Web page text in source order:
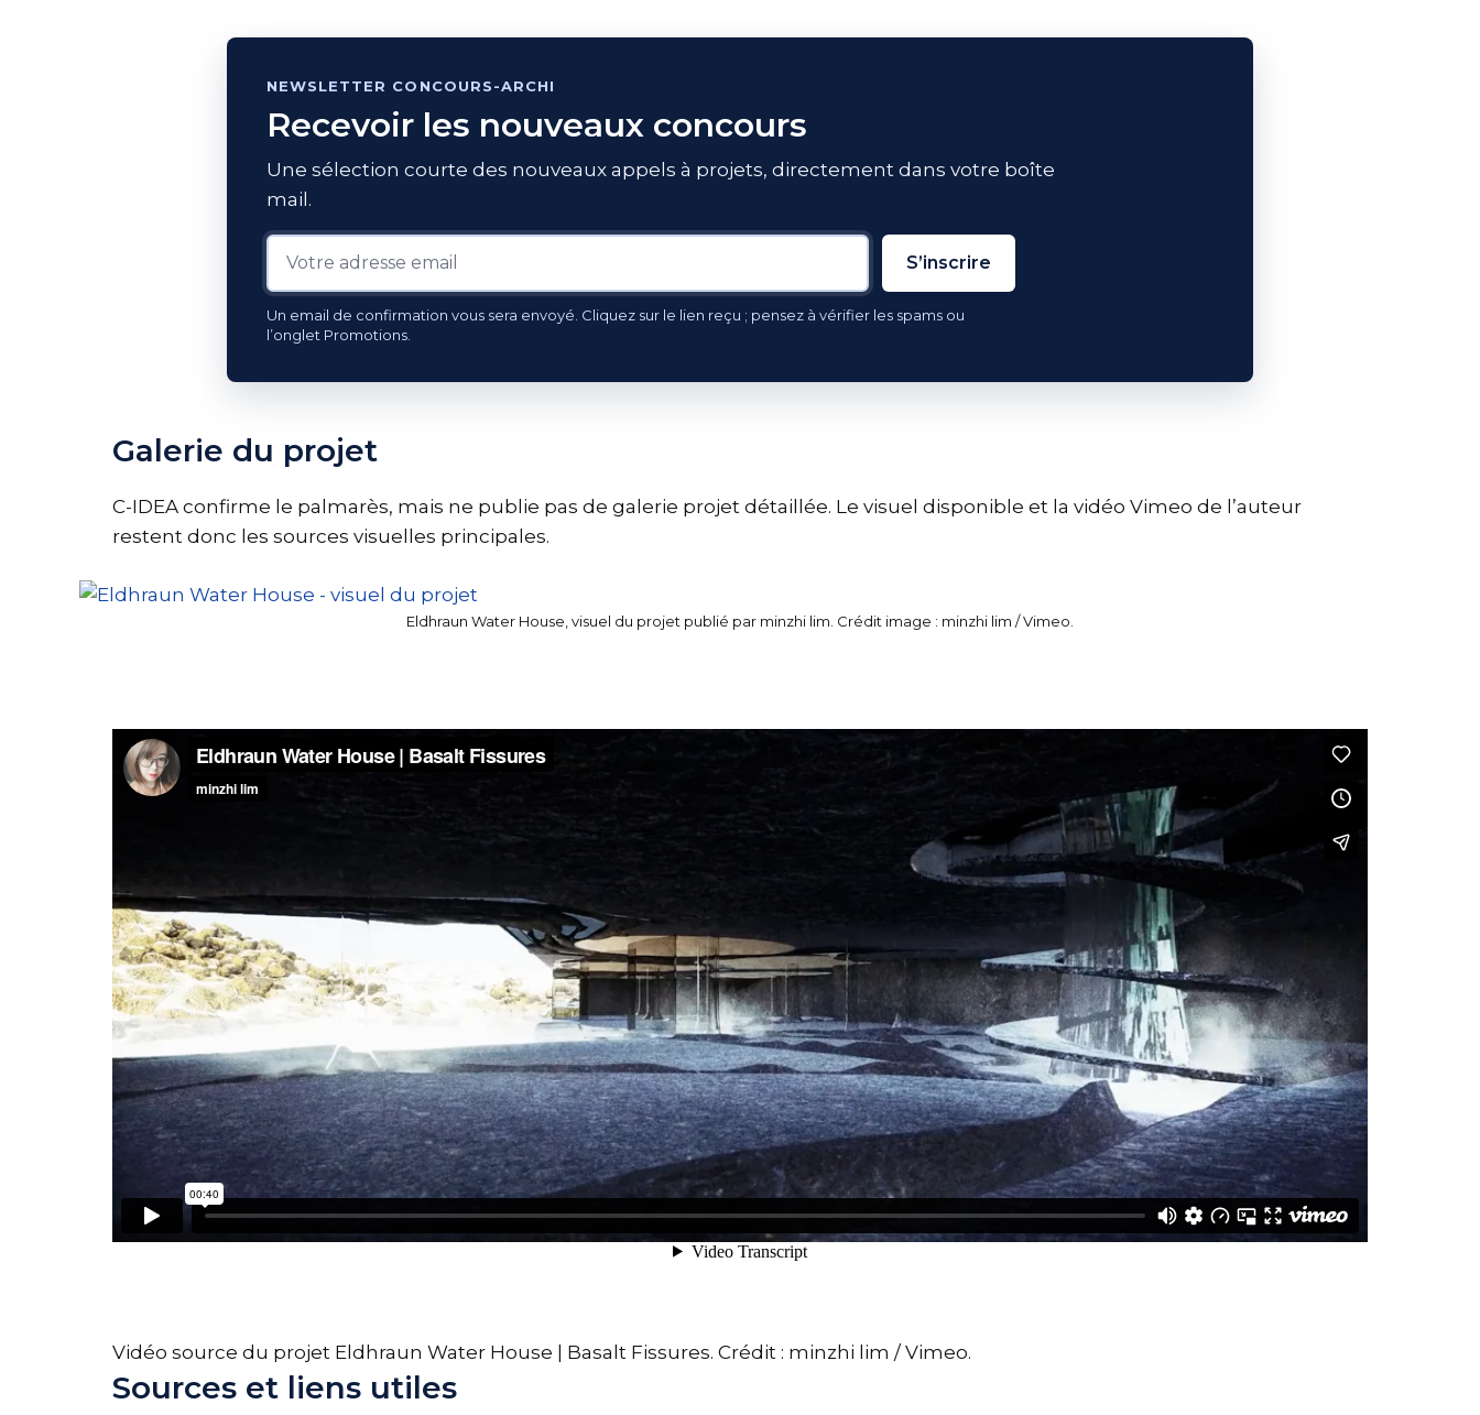
NEWSLETTER CONCOURS-ARCHI
Recevoir les nouveaux concours
Une sélection courte des nouveaux appels à projets, directement dans votre boîte
mail.
S’inscrire
Un email de confirmation vous sera envoyé. Cliquez sur le lien reçu ; pensez à vérifier les spams ou
l’onglet Promotions.
Galerie du projet
C-IDEA confirme le palmarès, mais ne publie pas de galerie projet détaillée. Le visuel disponible et la vidéo Vimeo de l’auteur
restent donc les sources visuelles principales.
Eldhraun Water House, visuel du projet publié par minzhi lim. Crédit image : minzhi lim / Vimeo.
Vidéo source du projet Eldhraun Water House | Basalt Fissures. Crédit : minzhi lim / Vimeo.
Sources et liens utiles